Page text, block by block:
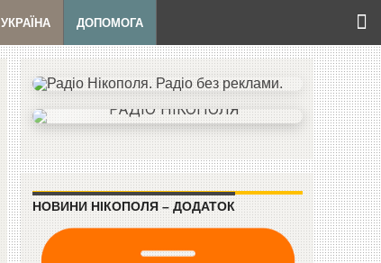
УКРАЇНА ДОПОМОГА
НОВИНИ НІКОПОЛЯ – ДОДАТОК